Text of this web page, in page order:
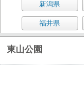
新潟県
福井県
東山公園